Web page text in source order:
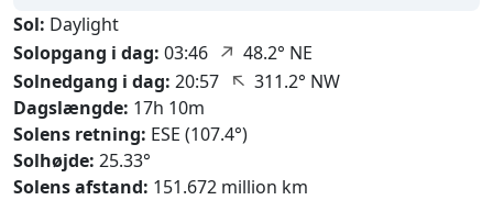
Sol: Daylight
Solopgang i dag: 03:46 ↑48.2° NE
Solnedgang i dag: 20:57 ↑311.2° NW
Dagslængde: 17h 10m
Solens retning: ESE (107.4°)
Solhøjde: 25.33°
Solens afstand: 151.672 million km